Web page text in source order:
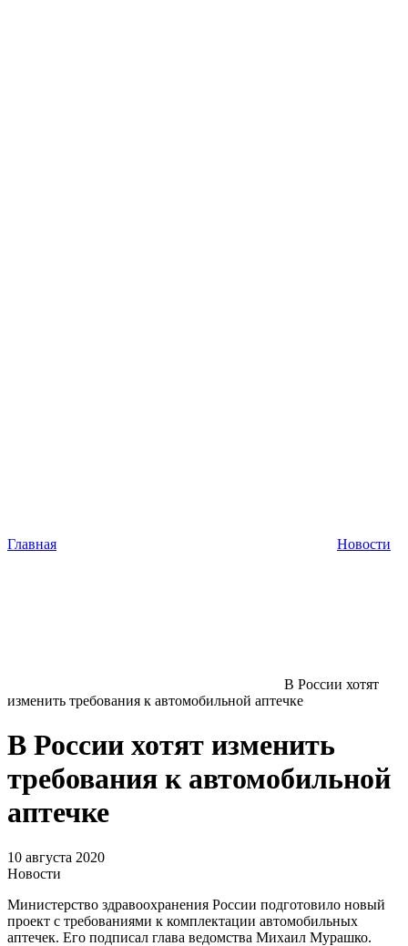
Главная Новости
В России хотят
изменить требования к автомобильной аптечке
В России хотят изменить
требования к автомобильной
аптечке
10 августа 2020
Новости
Министерство здравоохранения России подготовило новый
проект с требованиями к комплектации автомобильных
аптечек. Его подписал глава ведомства Михаил Мурашко.